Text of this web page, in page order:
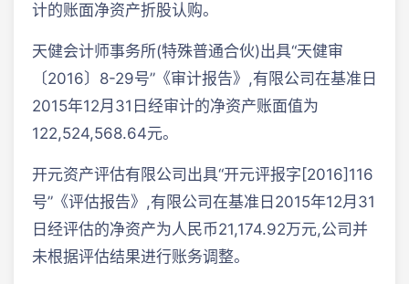
计的账面净资产折股认购。
天健会计师事务所(特殊普通合伙)出具“天健审
〔2016〕8-29号”《审计报告》,有限公司在基准日
2015年12月31日经审计的净资产账面值为
122,524,568.64元。
开元资产评估有限公司出具“开元评报字[2016]116
号”《评估报告》,有限公司在基准日2015年12月31
日经评估的净资产为人民币21,174.92万元,公司并
未根据评估结果进行账务调整。